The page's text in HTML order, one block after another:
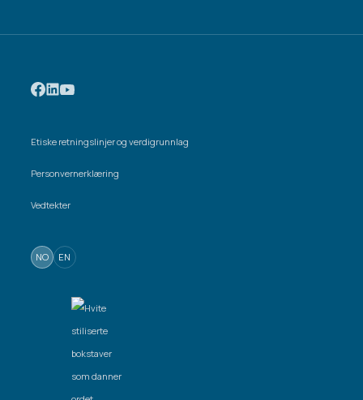
Etiske retningslinjer og verdigrunnlag
Personvernerklæring
Vedtekter
NO EN